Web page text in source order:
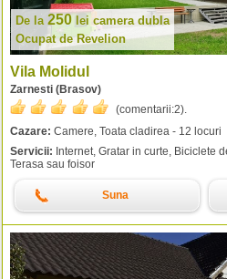
De la 250 lei camera dubla
Ocupat de Revelion
Vila Molidul
Zarnesti (Brasov)
(comentarii:2).
Cazare: Camere, Toata cladirea - 12 locuri
Servicii: Internet, Gratar in curte, Biciclete
Terasa sau foisor
Suna